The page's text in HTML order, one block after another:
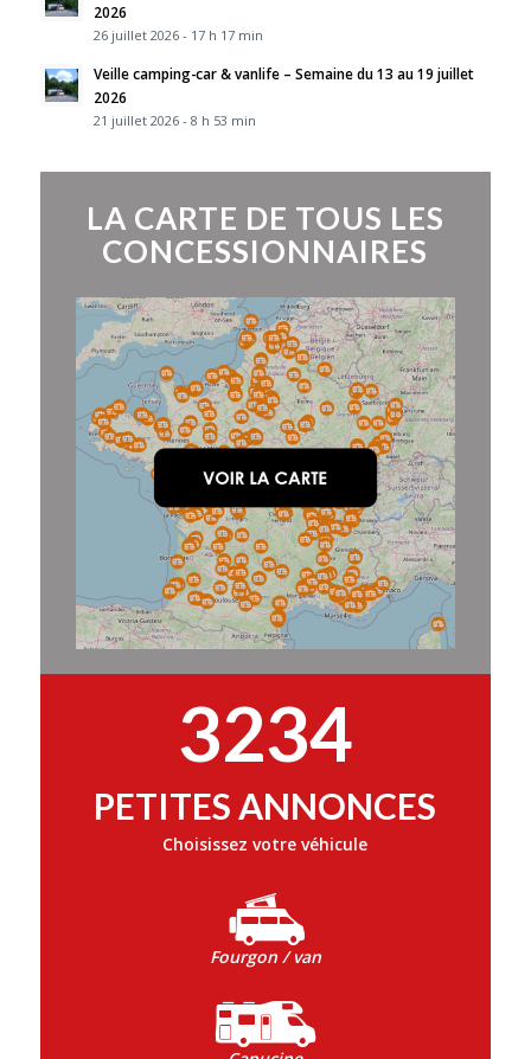
2026
26 juillet 2026 - 17 h 17 min
Veille camping-car & vanlife – Semaine du 13 au 19 juillet
2026
21 juillet 2026 - 8 h 53 min
LA CARTE DE TOUS LES
CONCESSIONNAIRES
3234
PETITES ANNONCES
Choisissez votre véhicule
Fourgon / van